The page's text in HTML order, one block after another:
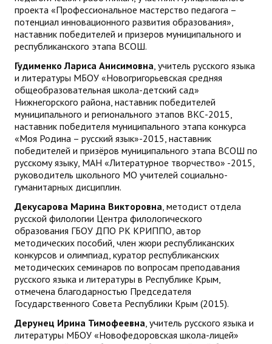
проекта «Профессиональное мастерство педагога –
потенциал инновационного развития образования»,
наставник победителей и призеров муниципального и
республиканского этапа ВСОШ.
Гудименко Лариса Анисимовна, учитель русского языка
и литературы МБОУ «Новогригорьевская средняя
общеобразовательная школа-детский сад»
Нижнегорского района, наставник победителей
муниципального и регионального этапов ВКС-2015,
наставник победителя муниципального этапа конкурса
«Моя Родина – русский язык»-2015, наставник
победителей и призёров муниципального этапа ВСОШ по
русскому языку, МАН «Литературное творчество» -2015,
руководитель школьного МО учителей социально-
гуманитарных дисциплин.
Декусарова Марина Викторовна, методист отдела
русской филологии Центра филологического
образования ГБОУ ДПО РК КРИППО, автор
методических пособий, член жюри республиканских
конкурсов и олимпиад, куратор республиканских
методических семинаров по вопросам преподавания
русского языка и литературы в Республике Крым,
отмечена благодарностью Председателя
Государственного Совета Республики Крым (2015).
Дерунец Ирина Тимофеевна, учитель русского языка и
литературы МБОУ «Новофедоровская школа-лицей»